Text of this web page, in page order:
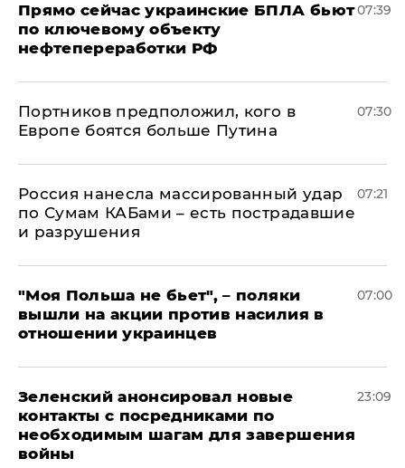
Прямо сейчас украинские БПЛА бьют
по ключевому объекту
нефтепереработки РФ
07:39
Портников предположил, кого в
Европе боятся больше Путина
07:30
Россия нанесла массированный удар
по Сумам КАБами – есть пострадавшие
и разрушения
07:21
"Моя Польша не бьет", – поляки
вышли на акции против насилия в
отношении украинцев
07:00
Зеленский анонсировал новые
контакты с посредниками по
необходимым шагам для завершения
войны
23:09